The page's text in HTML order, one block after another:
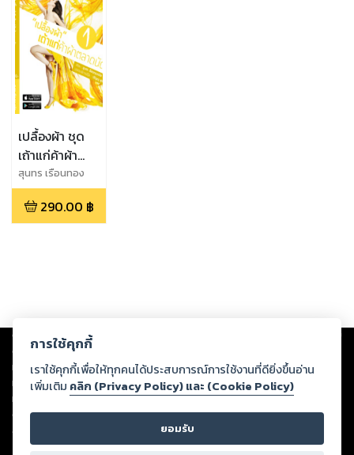
เปลื้องผ้า ชุด
เถ้าแก่ค้าผ้า
ตลาดนัด
สุนทร เรือนทอง
จรัส
290.00 ฿
Copyright © 2026
ต่อผลงานหรือเนื้อหาใดที่อัปโหลดผ่านเว็บไซต์และปรากฏว่าละเมิดสิทธิใน
ทรัพย์สินทางปัญญาของบุคคลอื่นหรือขัดต่อกฎหมายและศีลธรรม ดังนั้น ผู้อ่าน
ทุกท่านโปรดใช้วิจารณญาณในการกลั่นกรองด้วยตนเอง และหากท่านพบว่าส่วน
หนึ่งส่วนใดขัดต่อกฎหมายและศีลธรรม กรุณาแจ้งมายังบริษัท เพื่อทีมงานจะได้
ดำเนินการในทันที ทั้งนี้ ทางสตอรี่ล็อกขอสงวนลิขสิทธิ์ตามพระราชบัญญัติ
ลิขสิทธิ์ พ.ศ. 2537 (ฉบับล่าสุด)
การใช้คุกกี้
เราใช้คุกกี้เพื่อให้ทุกคนได้ประสบการณ์การใช้งานที่ดียิ่งขึ้นอ่าน
เพิ่มเติม คลิก (Privacy Policy) และ (Cookie Policy)
ยอมรับ